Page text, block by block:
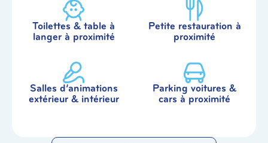
Toilettes & table à
langer à proximité
Petite restauration à
proximité
Salles d’animations
extérieur & intérieur
Parking voitures &
cars à proximité